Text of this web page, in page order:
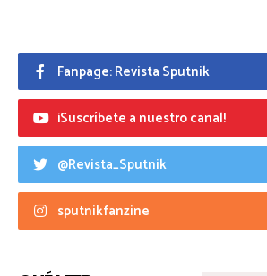
Fanpage: Revista Sputnik
¡Suscríbete a nuestro canal!
@Revista_Sputnik
sputnikfanzine